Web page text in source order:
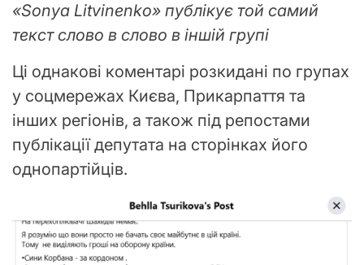
«Sonya Litvinenko» публікує той самий
текст слово в слово в іншій групі
Ці однакові коментарі розкидані по групах
у соцмережах Києва, Прикарпаття та
інших регіонів, а також під репостами
публікації депутата на сторінках його
однопартійців.